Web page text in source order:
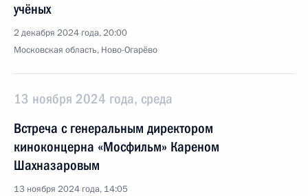
учёных
2 декабря 2024 года, 20:00
Московская область, Ново-Огарёво
13 ноября 2024 года, среда
Встреча с генеральным директором
киноконцерна «Мосфильм» Кареном
Шахназаровым
13 ноября 2024 года, 14:05